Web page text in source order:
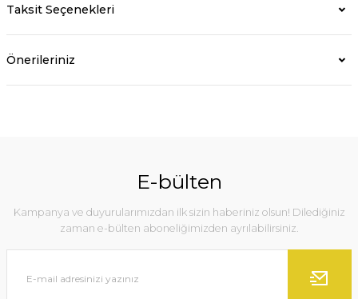
Taksit Seçenekleri
Önerileriniz
E-bülten
Kampanya ve duyurularımızdan ilk sizin haberiniz olsun! Dilediğiniz
zaman e-bülten aboneliğimizden ayrılabilirsiniz.